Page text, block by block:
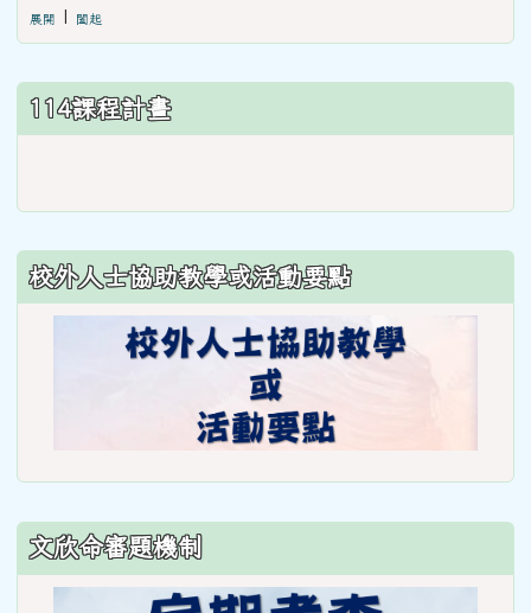
展開 闔起
114課程計畫
ncsn=11&nsn=29
\
校外人士協助教學或活動要點
文欣命審題機制